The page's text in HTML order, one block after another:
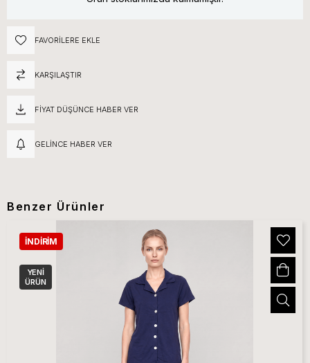
FAVORILERE EKLE
KARŞILAŞTIR
FIYAT DÜŞÜNCE HABER VER
GELINCE HABER VER
Benzer Ürünler
İNDIRIM
YENI
ÜRÜN